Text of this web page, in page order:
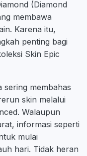
(Diamond
membawa
Karena itu,
penting bagi
Skin Epic
sering membahas
skin melalui
Walaupun
informasi seperti
mulai
hari. Tidak heran